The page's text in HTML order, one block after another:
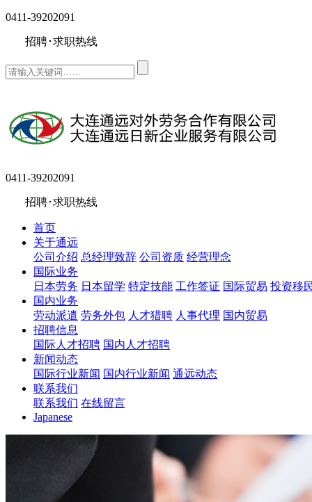
0411-39202091
招聘･求职热线
0411-39202091
招聘･求职热线
首页
关于通远
公司介绍 总经理致辞 公司资质 经营理念
国际业务
日本劳务 日本留学 特定技能 工作签证 国际贸易 投资移
国内业务
劳动派遣 劳务外包 人才猎聘 人事代理 国内贸易
招聘信息
国际人才招聘 国内人才招聘
新闻动态
国际行业新闻 国内行业新闻 通远动态
联系我们
联系我们 在线留言
Japanese